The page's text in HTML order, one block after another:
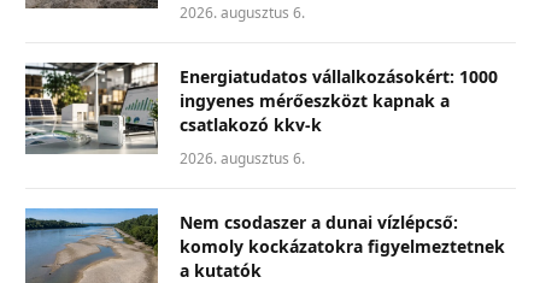
2026. augusztus 6.
Energiatudatos vállalkozásokért: 1000
ingyenes mérőeszközt kapnak a
csatlakozó kkv-k
2026. augusztus 6.
Nem csodaszer a dunai vízlépcső:
komoly kockázatokra figyelmeztetnek
a kutatók